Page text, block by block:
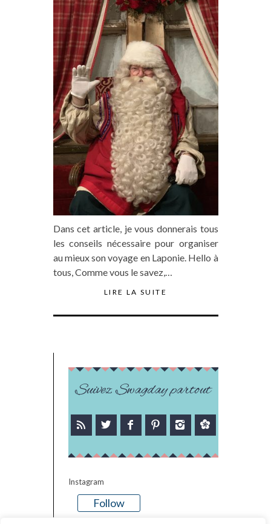
Dans cet article, je vous donnerais tous
les conseils nécessaire pour organiser
au mieux son voyage en Laponie. Hello à
tous, Comme vous le savez,…
LIRE LA SUITE
Suivez Swagday partout
Instagram
Follow